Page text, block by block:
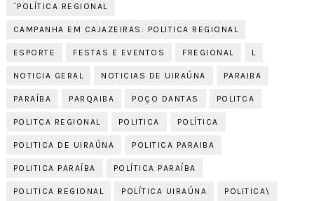
´POLÍTICA REGIONAL
CAMPANHA EM CAJAZEIRAS: POLITICA REGIONAL
ESPORTE FESTAS E EVENTOS FREGIONAL L
NOTICIA GERAL NOTICIAS DE UIRAÚNA PARAIBA
PARAÍBA PARQAIBA POÇO DANTAS POLITCA
POLITCA REGIONAL POLITICA POLÍTICA
POLITICA DE UIRAÚNA POLITICA PARAIBA
POLITICA PARAÍBA POLÍTICA PARAÍBA
POLITICA REGIONAL POLÍTICA UIRAÚNA POLITICA\